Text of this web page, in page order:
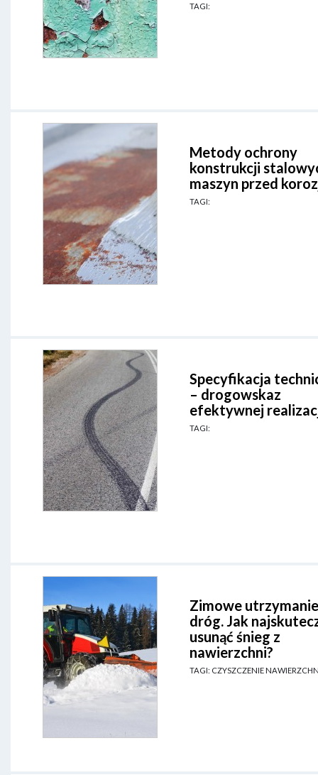
TAGI:
Metody ochrony
konstrukcji
maszyn przed
TAGI:
Specyfikacja
– drogowskaz
efektywnej
TAGI:
Zimowe utrzymanie
dróg. Jak
usunąć śnieg z
nawierzchni?
TAGI: CZYSZCZENIE